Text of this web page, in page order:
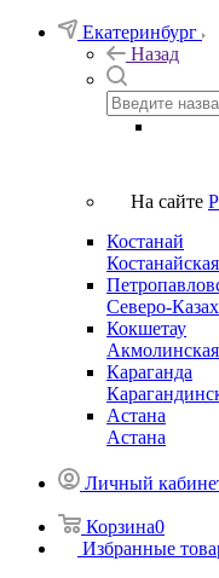
Екатеринбург
Назад
На сайте
Костанай
Северо-
Кокшетау
Акмолинская
Караганда
Астана
Астана
Личный
Корзина0
Избранные